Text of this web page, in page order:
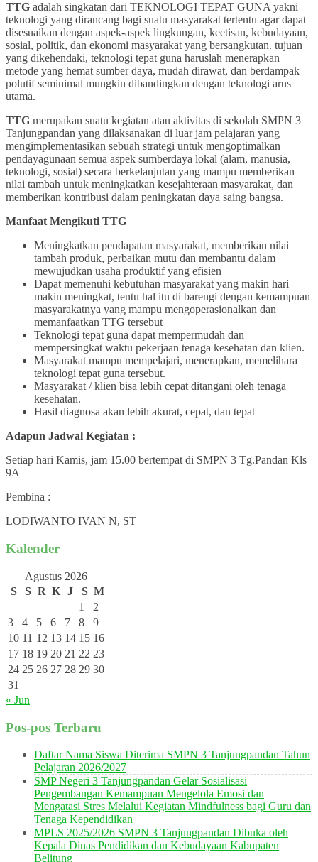
TTG adalah singkatan dari TEKNOLOGI TEPAT GUNA yakni
teknologi yang dirancang bagi suatu masyarakat tertentu agar dapat
disesuaikan dengan aspek-aspek lingkungan, keetisan, kebudayaan,
sosial, politik, dan ekonomi masyarakat yang bersangkutan. tujuan
yang dikehendaki, teknologi tepat guna haruslah menerapkan
metode yang hemat sumber daya, mudah dirawat, dan berdampak
polutif seminimal mungkin dibandingkan dengan teknologi arus
utama.
TTG merupakan suatu kegiatan atau aktivitas di sekolah SMPN 3
Tanjungpandan yang dilaksanakan di luar jam pelajaran yang
mengimplementasikan sebuah strategi untuk mengoptimalkan
pendayagunaan semua aspek sumberdaya lokal (alam, manusia,
teknologi, sosial) secara berkelanjutan yang mampu memberikan
nilai tambah untuk meningkatkan kesejahteraan masyarakat, dan
memberikan kontribusi dalam peningkatan daya saing bangsa.
Manfaat Mengikuti TTG
Meningkatkan pendapatan masyarakat, memberikan nilai
tambah produk, perbaikan mutu dan membantu dalam
mewujudkan usaha produktif yang efisien
Dapat memenuhi kebutuhan masyarakat yang makin hari
makin meningkat, tentu hal itu di barengi dengan kemampuan
masyarakatnya yang mampu mengoperasionalkan dan
memanfaatkan TTG tersebut
Teknologi tepat guna dapat mempermudah dan
mempersingkat waktu pekerjaan tenaga kesehatan dan klien.
Masyarakat mampu mempelajari, menerapkan, memelihara
teknologi tepat guna tersebut.
Masyarakat / klien bisa lebih cepat ditangani oleh tenaga
kesehatan.
Hasil diagnosa akan lebih akurat, cepat, dan tepat
Adapun Jadwal Kegiatan :
Setiap hari Kamis, jam 15.00 bertempat di SMPN 3 Tg.Pandan Kls
9A
Pembina :
LODIWANTO IVAN N, ST
Kalender
Agustus 2026
S
S R K J S M
1
2
3
4 5 6 7 8
9
10 11 12 13 14 15 16
17 18 19 20 21 22 23
24 25 26 27 28 29 30
31
« Jun
Pos-pos Terbaru
Daftar Nama Siswa Diterima SMPN 3 Tanjungpandan Tahun
Pelajaran 2026/2027
SMP Negeri 3 Tanjungpandan Gelar Sosialisasi
Pengembangan Kemampuan Mengelola Emosi dan
Mengatasi Stres Melalui Kegiatan Mindfulness bagi Guru dan
Tenaga Kependidikan
MPLS 2025/2026 SMPN 3 Tanjungpandan Dibuka oleh
Kepala Dinas Pendidikan dan Kebudayaan Kabupaten
Belitung